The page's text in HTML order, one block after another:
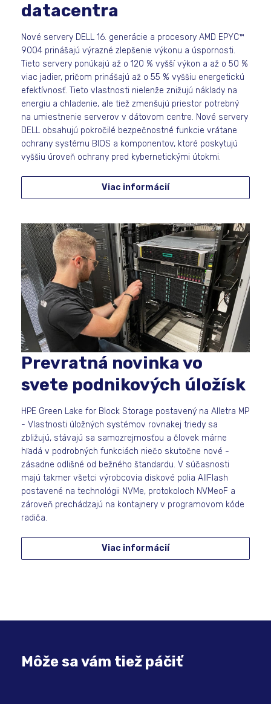
datacentra
Nové servery DELL 16. generácie a procesory AMD EPYC™
9004 prinášajú výrazné zlepšenie výkonu a úspornosti.
Tieto servery ponúkajú až o 120 % vyšší výkon a až o 50 %
viac jadier, pričom prinášajú až o 55 % vyššiu energetickú
efektívnosť. Tieto vlastnosti nielenže znižujú náklady na
energiu a chladenie, ale tiež zmenšujú priestor potrebný
na umiestnenie serverov v dátovom centre. Nové servery
DELL obsahujú pokročilé bezpečnostné funkcie vrátane
ochrany systému BIOS a komponentov, ktoré poskytujú
vyššiu úroveň ochrany pred kybernetickými útokmi.
Viac informácií
Prevratná novinka vo
svete podnikových úložísk
HPE Green Lake for Block Storage postavený na Alletra MP
- Vlastnosti úložných systémov rovnakej triedy sa
zbližujú, stávajú sa samozrejmosťou a človek márne
hľadá v podrobných funkciách niečo skutočne nové -
zásadne odlišné od bežného štandardu. V súčasnosti
majú takmer všetci výrobcovia diskové polia AllFlash
postavené na technológii NVMe, protokoloch NVMeoF a
zároveň prechádzajú na kontajnery v programovom kóde
radiča.
Viac informácií
Môže sa vám tiež páčiť